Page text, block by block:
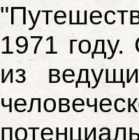
1971
из